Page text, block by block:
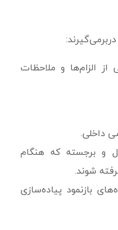
الزام­‌ها و ملاحظات
داخلی.
و برجسته که هنگام
شوند.
بازنمود پیاده‌سازی